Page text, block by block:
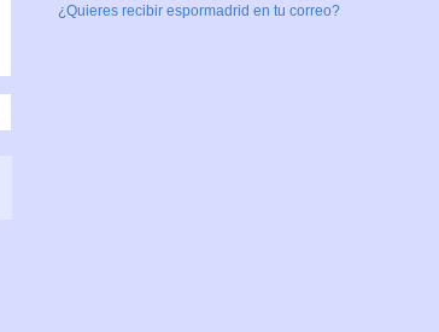
¿Quieres recibir espormadrid en tu correo?